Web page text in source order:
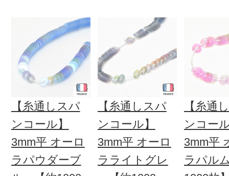
【糸通しスパ
ンコール】
3mm平 オーロ
ラパウダーブ
【糸通しスパ
ンコール】
3mm平 オーロ
ラライトグレ
【糸通
ンコー
3mm平
ラパル